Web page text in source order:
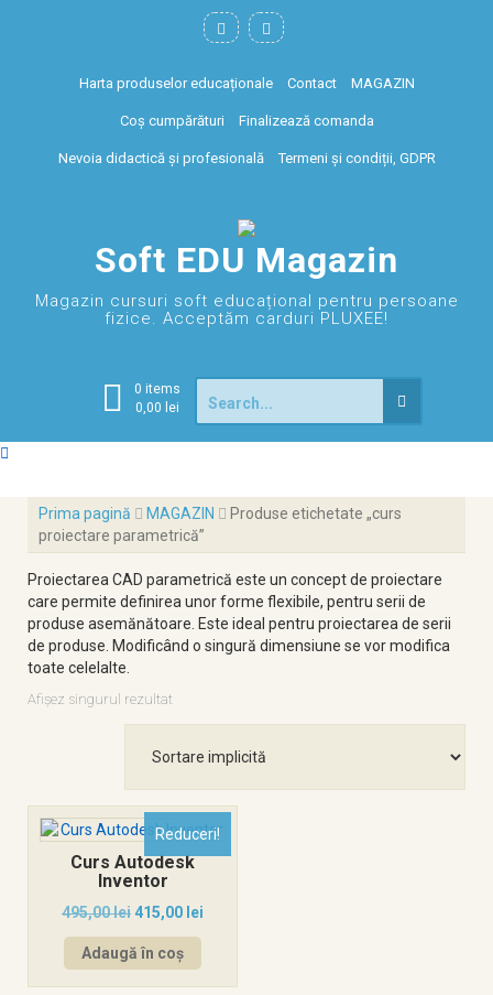
Harta produselor educaționale Contact MAGAZIN
Coș cumpărături Finalizează comanda
Nevoia didactică și profesională Termeni și condiții, GDPR
Soft EDU Magazin
Magazin cursuri soft educațional pentru persoane
fizice. Acceptăm carduri PLUXEE!
0 items
0,00 lei
Prima pagină MAGAZIN
Produse etichetate „curs
proiectare parametrică”
Proiectarea CAD parametrică este un concept de proiectare
care permite definirea unor forme flexibile, pentru serii de
produse asemănătoare. Este ideal pentru proiectarea de serii
de produse. Modificând o singură dimensiune se vor modifica
toate celelalte.
Afișez singurul rezultat
Reduceri!
Curs Autodesk
Inventor
495,00lei 415,00 lei
Adaugă în coș